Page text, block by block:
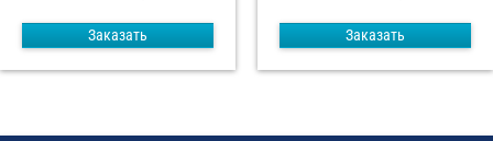
Заказать Заказать